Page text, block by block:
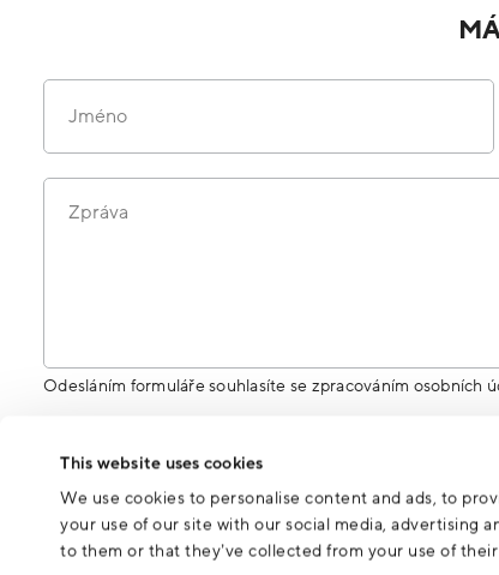
This website uses cookies
We use cookies to personalise content and ads, to
your use of our site with our social media, advertising
to them or that they’ve collected from your use of their
Jméno
Zpráva
Odesláním formuláře souhlasíte se zpracováním osobních